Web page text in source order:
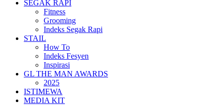
SEGAK RAPI
Fitness
Grooming
Indeks Segak Rapi
STAIL
How To
Indeks Fesyen
Inspirasi
GL THE MAN AWARDS
2025
ISTIMEWA
MEDIA KIT